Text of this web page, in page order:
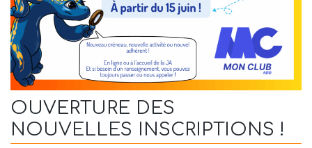
OUVERTURE DES
NOUVELLES INSCRIPTIONS !